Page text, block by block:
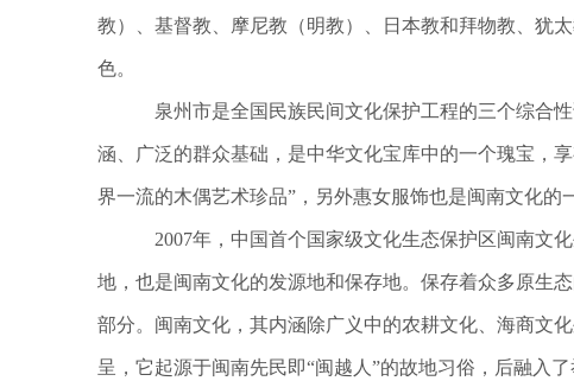
教）、基督教、摩尼教（明教）、日本教和拜物教、犹
色。
泉州市是全国民族民间文化保护工程的三个综合
涵、广泛的群众基础，是中华文化宝库中的一个瑰宝，
界一流的木偶艺术珍品”，另外惠女服饰也是闽南文化的
2007年，中国首个国家级文化生态保护区闽南文
地，也是闽南文化的发源地和保存地。保存着众多原生
部分。闽南文化，其内涵除广义中的农耕文化、海商文
呈，它起源于闽南先民即“闽越人”的故地习俗，后融入